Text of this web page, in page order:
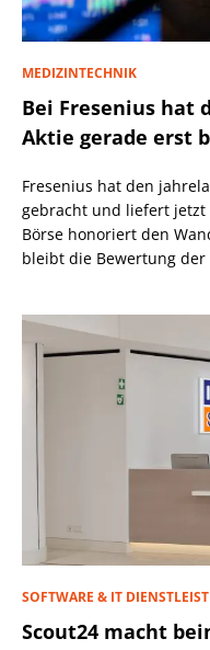
MEDIZINTECHNIK
Bei Fresenius hat
Aktie gerade erst
Fresenius hat den
gebracht und liefert jetzt
Börse honoriert den
bleibt die Bewertung
SOFTWARE & IT
Scout24 macht